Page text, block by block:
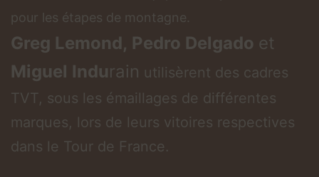
pour les étapes de montagne.
Greg Lemond, Pedro Delgado et
Miguel Indurain utilisèrent des cadres
TVT, sous les émaillages de différentes
marques, lors de leurs vitoires respectives
dans le Tour de France.